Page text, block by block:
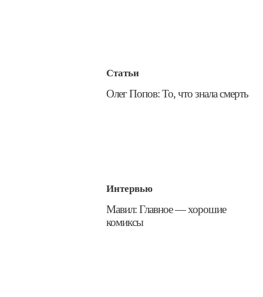
Статьи
​Олег Попов: То, что знала смерть
Интервью
​Мавил: Главное — хорошие
комиксы